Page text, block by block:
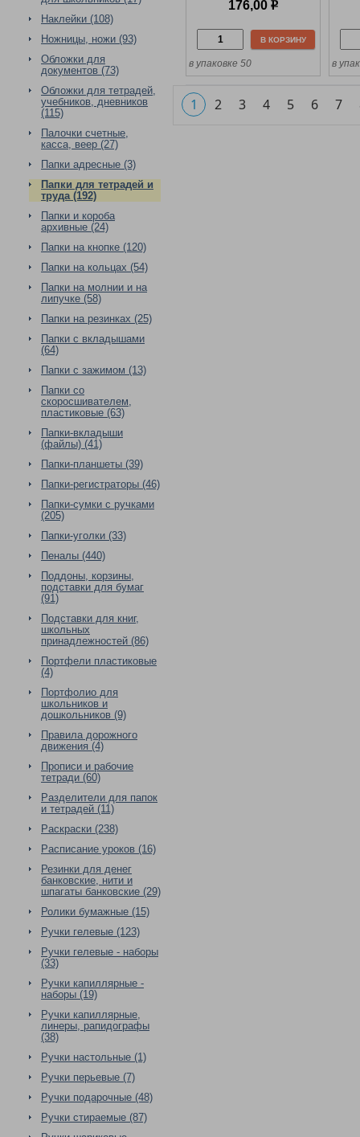
Наклейки (108)
Ножницы, ножи (93)
Обложки для
документов (73)
Обложки для тетрадей,
учебников, дневников
(115)
Палочки счетные,
касса, веер (27)
Папки адресные (3)
Папки для тетрадей и
труда (192)
Папки и короба
архивные (24)
Папки на кнопке (120)
Папки на кольцах (54)
Папки на молнии и на
липучке (58)
Папки на резинках (25)
Папки с вкладышами
(64)
Папки с зажимом (13)
Папки со
скоросшивателем,
пластиковые (63)
Папки-вкладыши
(файлы) (41)
Папки-планшеты (39)
Папки-регистраторы (46)
Папки-сумки с ручками
(205)
Папки-уголки (33)
Пеналы (440)
Поддоны, корзины,
подставки для бумаг
(91)
Подставки для книг,
школьных
принадлежностей (86)
Портфели пластиковые
(4)
Портфолио для
школьников и
дошкольников (9)
Правила дорожного
движения (4)
Прописи и рабочие
тетради (60)
Разделители для папок
и тетрадей (11)
Раскраски (238)
Расписание уроков (16)
Резинки для денег
банковские, нити и
шпагаты банковские (29)
Ролики бумажные (15)
Ручки гелевые (123)
Ручки гелевые - наборы
(33)
Ручки капиллярные -
наборы (19)
Ручки капиллярные,
линеры, рапидографы
(38)
Ручки настольные (1)
Ручки перьевые (7)
Ручки подарочные (48)
Ручки стираемые (87)
176,00 р
В КОРЗИНУ
в упаковке 50 в
1 2 3 4 5 6 7